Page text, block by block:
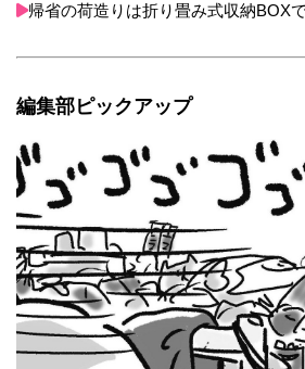
帰省の荷造りは折り畳み式収納BOX
編集部ピックアップ